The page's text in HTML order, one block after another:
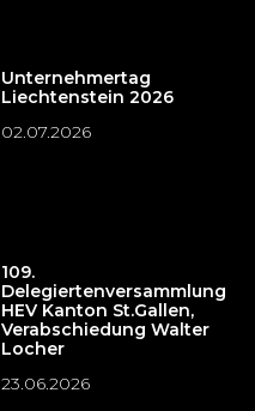
Unternehmertag
Liechtenstein 2026
02.07.2026
109.
Delegiertenversammlung
HEV Kanton St.Gallen,
Verabschiedung Walter
Locher
23.06.2026